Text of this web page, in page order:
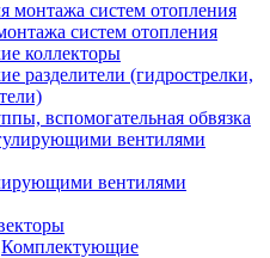
систем отопления
коллекторы
разделители (гидрострелки,
вспомогательная обвязка
вентилями
Комплектующие